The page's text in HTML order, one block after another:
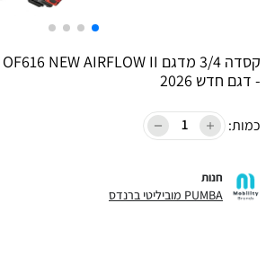
- דגם חדש 2026
כמות:
חנות
PUMBA מוביליטי ברנדס